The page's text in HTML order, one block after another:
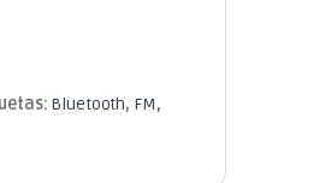
Bluetooth, FM,